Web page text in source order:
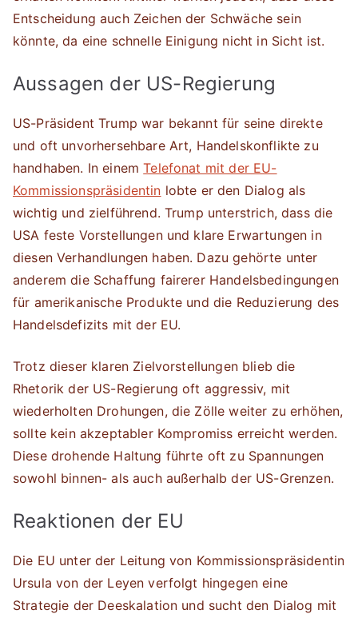
Entscheidung auch Zeichen der Schwäche sein
könnte, da eine schnelle Einigung nicht in Sicht ist.
Aussagen der US-Regierung
US-Präsident Trump war bekannt für seine direkte
und oft unvorhersehbare Art, Handelskonflikte zu
handhaben. In einemTelefonat mit der EU-
Kommissionspräsidentin lobte er den Dialog als
wichtig und zielführend. Trump unterstrich, dass die
USA feste Vorstellungen und klare Erwartungen in
diesen Verhandlungen haben. Dazu gehörte unter
anderem die Schaffung fairerer Handelsbedingungen
für amerikanische Produkte und die Reduzierung des
Handelsdefizits mit der EU.
Trotz dieser klaren Zielvorstellungen blieb die
Rhetorik der US-Regierung oft aggressiv, mit
wiederholten Drohungen, die Zölle weiter zu erhöhen,
sollte kein akzeptabler Kompromiss erreicht werden.
Diese drohende Haltung führte oft zu Spannungen
sowohl binnen- als auch außerhalb der US-Grenzen.
Reaktionen der EU
Die EU unter der Leitung von Kommissionspräsidentin
Ursula von der Leyen verfolgt hingegen eine
Strategie der Deeskalation und sucht den Dialog mit